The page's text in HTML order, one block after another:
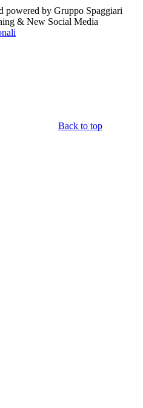
powered by Gruppo Spaggiari
& New Social Media
Back to top